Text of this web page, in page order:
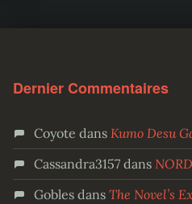
Dernier Commentaires
Coyote dans Kumo Desu
Cassandra3157dans
Goblesdans The Novel’s